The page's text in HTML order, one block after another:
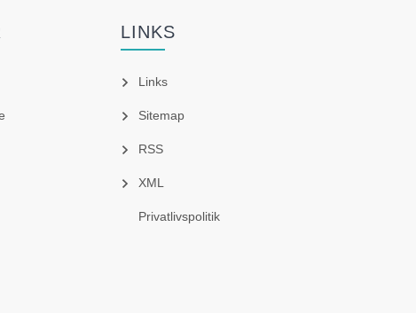
LINKS
Links
Sitemap
RSS
XML
Privatlivspolitik